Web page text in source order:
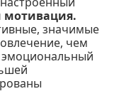
значимые
чем
эмоциональный